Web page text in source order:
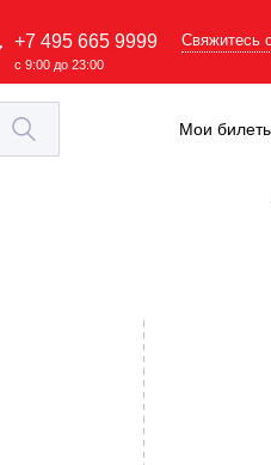
+7 495 665 9999
с 9:00 до 23:00
Свяжитесь
Мои